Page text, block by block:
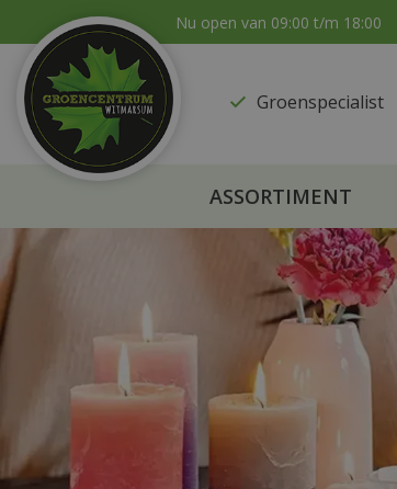
naar
content
Nu open van 09:00 t/m 18:00
Groenspecialist
ASSORTIMENT